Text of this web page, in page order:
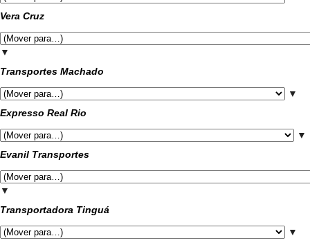
Vera Cruz
▼
Transportes Machado
▼
Expresso Real Rio
▼
Evanil Transportes
▼
Transportadora Tinguá
▼